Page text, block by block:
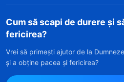
Cum să scapi de durere și
fericirea?
Vrei să primești ajutor de la
și a obține pacea și fericirea?